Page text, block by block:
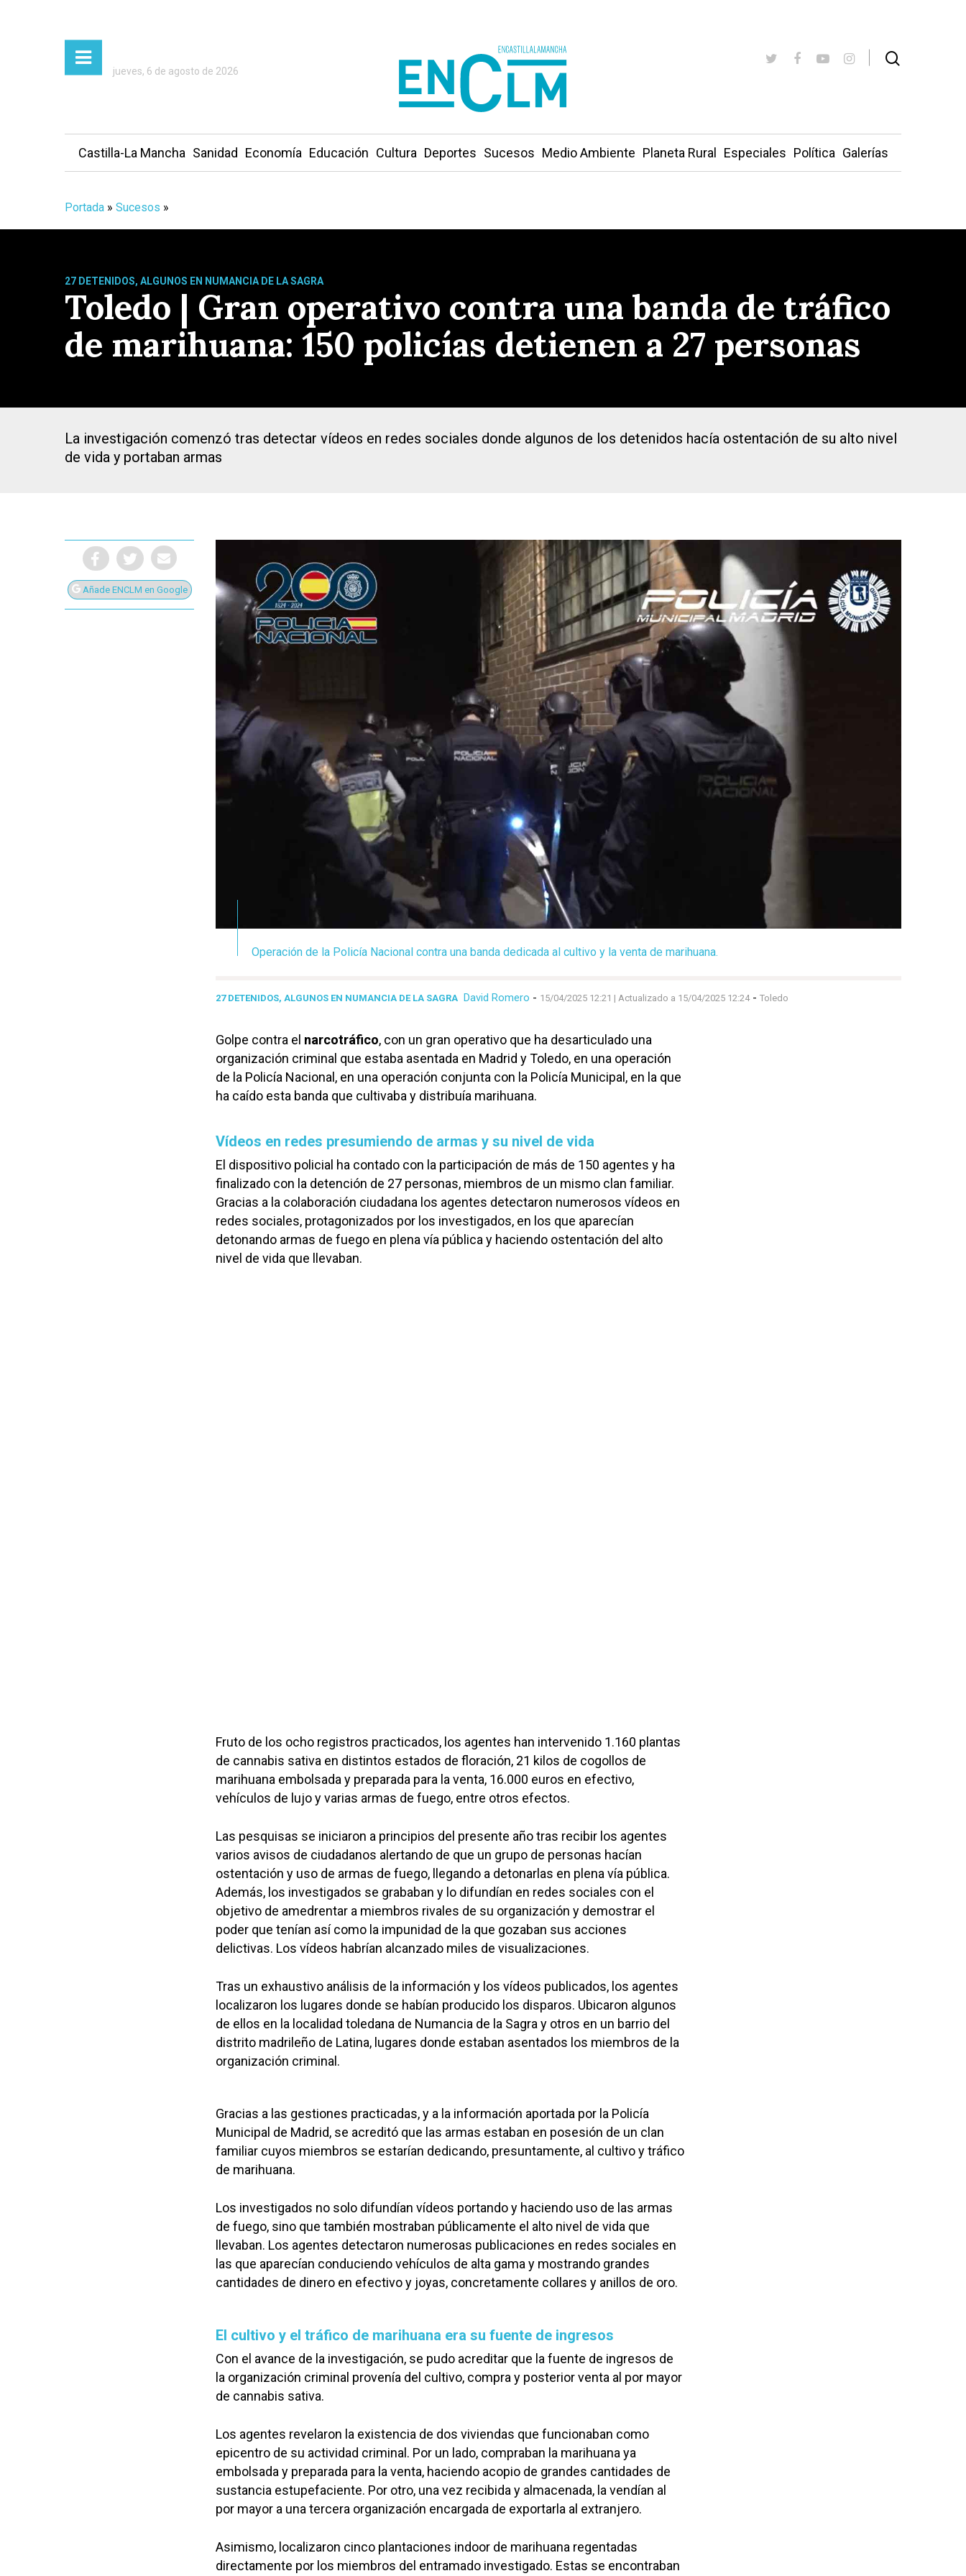
Presiona Intro para buscar o ESC para cerrar
jueves, 6 de agosto de 2026
Castilla-La Mancha Sanidad Economía Educación Cultura Deportes Sucesos Medio Ambiente Planeta Rural Especiales Política Galerías
Portada » Sucesos »
27 DETENIDOS, ALGUNOS EN NUMANCIA DE LA SAGRA
Toledo | Gran operativo contra una banda de tráfico
de marihuana: 150 policías detienen a 27 personas
La investigación comenzó tras detectar vídeos en redes sociales donde algunos de los detenidos hacía ostentación de su alto nivel
de vida y portaban armas
Añade ENCLM en Google
Operación de la Policía Nacional contra una banda dedicada al cultivo y la venta de marihuana.
27 DETENIDOS, ALGUNOS EN NUMANCIA DE LA SAGRA David Romero - 15/04/2025 12:21 | Actualizado a 15/04/2025 12:24- Toledo
Golpe contra el narcotráfico, con un gran operativo que ha desarticulado una
organización criminal que estaba asentada en Madrid y Toledo, en una operación
de la Policía Nacional, en una operación conjunta con la Policía Municipal, en la que
ha caído esta banda que cultivaba y distribuía marihuana.
Vídeos en redes presumiendo de armas y su nivel de vida
El dispositivo policial ha contado con la participación de más de 150 agentes y ha
finalizado con la detención de 27 personas, miembros de un mismo clan familiar.
Gracias a la colaboración ciudadana los agentes detectaron numerosos vídeos en
redes sociales, protagonizados por los investigados, en los que aparecían
detonando armas de fuego en plena vía pública y haciendo ostentación del alto
nivel de vida que llevaban.
Fruto de los ocho registros practicados, los agentes han intervenido 1.160 plantas
de cannabis sativa en distintos estados de floración, 21 kilos de cogollos de
marihuana embolsada y preparada para la venta, 16.000 euros en efectivo,
vehículos de lujo y varias armas de fuego, entre otros efectos.
Las pesquisas se iniciaron a principios del presente año tras recibir los agentes
varios avisos de ciudadanos alertando de que un grupo de personas hacían
ostentación y uso de armas de fuego, llegando a detonarlas en plena vía pública.
Además, los investigados se grababan y lo difundían en redes sociales con el
objetivo de amedrentar a miembros rivales de su organización y demostrar el
poder que tenían así como la impunidad de la que gozaban sus acciones
delictivas. Los vídeos habrían alcanzado miles de visualizaciones.
Tras un exhaustivo análisis de la información y los vídeos publicados, los agentes
localizaron los lugares donde se habían producido los disparos. Ubicaron algunos
de ellos en la localidad toledana de Numancia de la Sagra y otros en un barrio del
distrito madrileño de Latina, lugares donde estaban asentados los miembros de la
organización criminal.
Gracias a las gestiones practicadas, y a la información aportada por la Policía
Municipal de Madrid, se acreditó que las armas estaban en posesión de un clan
familiar cuyos miembros se estarían dedicando, presuntamente, al cultivo y tráfico
de marihuana.
Los investigados no solo difundían vídeos portando y haciendo uso de las armas
de fuego, sino que también mostraban públicamente el alto nivel de vida que
llevaban. Los agentes detectaron numerosas publicaciones en redes sociales en
las que aparecían conduciendo vehículos de alta gama y mostrando grandes
cantidades de dinero en efectivo y joyas, concretamente collares y anillos de oro.
El cultivo y el tráfico de marihuana era su fuente de ingresos
Con el avance de la investigación, se pudo acreditar que la fuente de ingresos de
la organización criminal provenía del cultivo, compra y posterior venta al por mayor
de cannabis sativa.
Los agentes revelaron la existencia de dos viviendas que funcionaban como
epicentro de su actividad criminal. Por un lado, compraban la marihuana ya
embolsada y preparada para la venta, haciendo acopio de grandes cantidades de
sustancia estupefaciente. Por otro, una vez recibida y almacenada, la vendían al
por mayor a una tercera organización encargada de exportarla al extranjero.
Asimismo, localizaron cinco plantaciones indoor de marihuana regentadas
directamente por los miembros del entramado investigado. Estas se encontraban